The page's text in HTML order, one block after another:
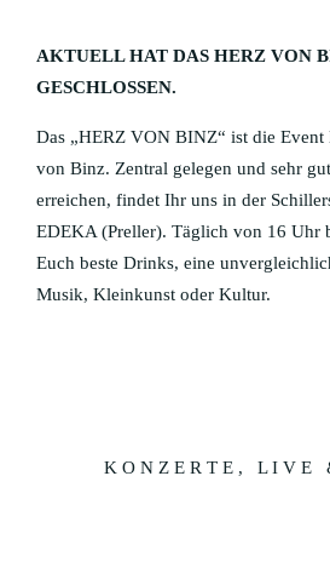
EVENTS
PRIVAT FEIERN
AKTUELL HAT DAS HERZ VON
GESCHLOSSEN.
Das „HERZ VON BINZ“ ist die
von Binz. Zentral gelegen und sehr
erreichen, findet Ihr uns in der
EDEKA (Preller). Täglich von 16 Uhr
Euch beste Drinks, eine
Musik, Kleinkunst oder Kultur.
K O N Z E R T E , L I V E